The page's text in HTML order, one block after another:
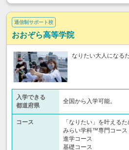
通信制サポート校
おおぞら高等学院
なりたい大人になる
入学できる
都道府県
全国から入学可能。
コース
「なりたい」を叶える
みらい学科™専門コース
進学コース
基礎コース